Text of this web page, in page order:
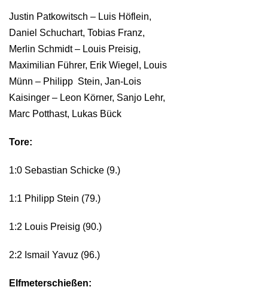
Justin Patkowitsch – Luis Höflein,
Daniel Schuchart, Tobias Franz,
Merlin Schmidt – Louis Preisig,
Maximilian Führer, Erik Wiegel, Louis
Münn – Philipp Stein, Jan-Lois
Kaisinger – Leon Körner, Sanjo Lehr,
Marc Potthast, Lukas Bück
Tore:
1:0 Sebastian Schicke (9.)
1:1 Philipp Stein (79.)
1:2 Louis Preisig (90.)
2:2 Ismail Yavuz (96.)
Elfmeterschießen: